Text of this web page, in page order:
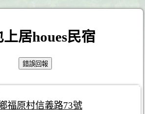
居houes民宿
福原村信義路73號